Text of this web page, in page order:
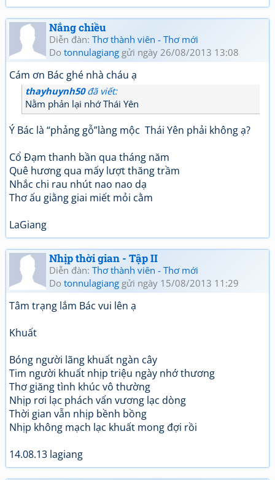
Nắng chiều
Diễn đàn: Thơ thành viên - Thơ mới
Do tonnulagiang gửi ngày 26/08/2013 13:08
Cám ơn Bác ghé nhà cháu ạ
thayhuynh50đã viết:
Nằm phản lại nhớ Thái Yên
Ý Bác là “phảng gỗ”làng mộc Thái Yên phải không ạ?
Cổ Đạm thanh bần qua tháng năm
Quê hương qua mấy lượt thăng trầm
Nhắc chi rau nhút nao nao dạ
Thơ ấu giằng giai miết mỏi cằm
LaGiang
Nhịp thời gian - Tập II
Diễn đàn: Thơ thành viên - Thơ mới
Do tonnulagiang gửi ngày 15/08/2013 11:29
Tâm trạng lắm Bác vui lên ạ
Khuất
Bóng người lãng khuất ngàn cây
Tim người khuất nhịp triệu ngày nhớ thương
Thơ giăng tình khúc vô thường
Nhịp rơi lạc phách vấn vương lạc dòng
Thời gian vẫn nhịp bềnh bồng
Nhịp không mạch lạc khuất mong đợi rồi
14.08.13 lagiang